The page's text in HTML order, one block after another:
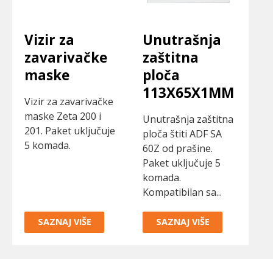
Vizir za
zavarivačke
maske
Vizir za zavarivačke
maske Zeta 200 i
201. Paket uključuje
5 komada.
SAZNAJ VIŠE
Unutrašnja
zaštitna
ploča
113X65X1MM
Unutrašnja zaštitna
ploča štiti ADF SA
60Z od prašine.
Paket uključuje 5
komada.
Kompatibilan sa...
SAZNAJ VIŠE